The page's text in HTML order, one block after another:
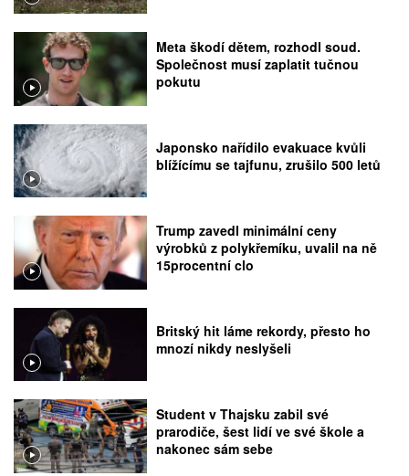
Meta škodí dětem, rozhodl soud.
Společnost musí zaplatit tučnou
pokutu
Japonsko nařídilo evakuace kvůli
blížícímu se tajfunu, zrušilo 500 letů
Trump zavedl minimální ceny
výrobků z polykřemíku, uvalil na ně
15procentní clo
Britský hit láme rekordy, přesto ho
mnozí nikdy neslyšeli
Student v Thajsku zabil své
prarodiče, šest lidí ve své škole a
nakonec sám sebe